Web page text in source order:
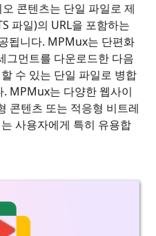
콘텐츠는 단일 파일로 제
파일)의 URL을 포함하는
됩니다. MPMux는 단편화
그먼트를 다운로드한 다음
수 있는 단일 파일로 병합
MPMux는 다양한 웹사이
콘텐츠 또는 적응형 비트레
사용자에게 특히 유용합